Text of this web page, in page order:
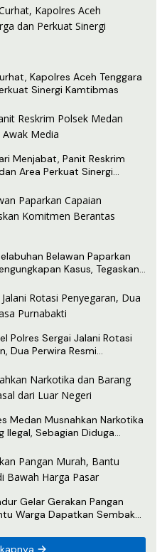
Kapolres Aceh Tenggara
Sinergi Kamtibmas
Menjabat, Panit Reskrim
Area Perkuat Sinergi
Belawan Paparkan
Kasus, Tegaskan
Polres Sergai Jalani Rotasi
Dua Perwira Resmi
Medan Musnahkan Narkotika
Ilegal, Sebagian Diduga
Gelar Gerakan Pangan
Warga Dapatkan Sembako